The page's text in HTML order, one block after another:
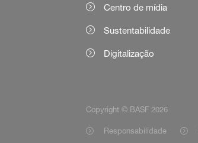
Centro de mídia
Sustentabilidade
Digitalização
Copyright © BASF 2026
Responsabilidade